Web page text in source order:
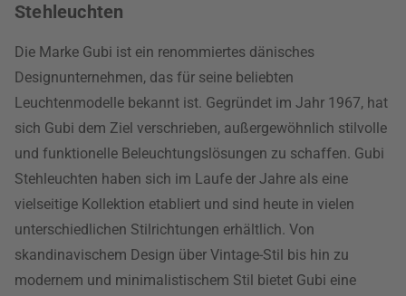
Stehleuchten
Die Marke Gubi ist ein renommiertes dänisches
Designunternehmen, das für seine beliebten
Leuchtenmodelle bekannt ist. Gegründet im Jahr 1967, hat
sich Gubi dem Ziel verschrieben, außergewöhnlich stilvolle
und funktionelle Beleuchtungslösungen zu schaffen. Gubi
Stehleuchten haben sich im Laufe der Jahre als eine
vielseitige Kollektion etabliert und sind heute in vielen
unterschiedlichen Stilrichtungen erhältlich. Von
skandinavischem Design über Vintage-Stil bis hin zu
modernem und minimalistischem Stil bietet Gubi eine